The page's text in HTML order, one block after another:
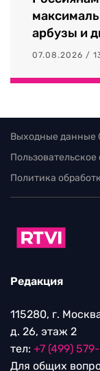
арбузы и
07.08.2026 /
Выходные данные
Политика
Редакция
115280, г.
д. 26, этаж 2
тел: +7 (499)
Для общих